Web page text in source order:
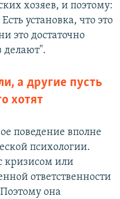
хозяев, и поэтому:
установка, что это
это достаточно
делают".
а другие пусть
хотят
поведение вполне
психологии.
кризисом или
ответственности
она